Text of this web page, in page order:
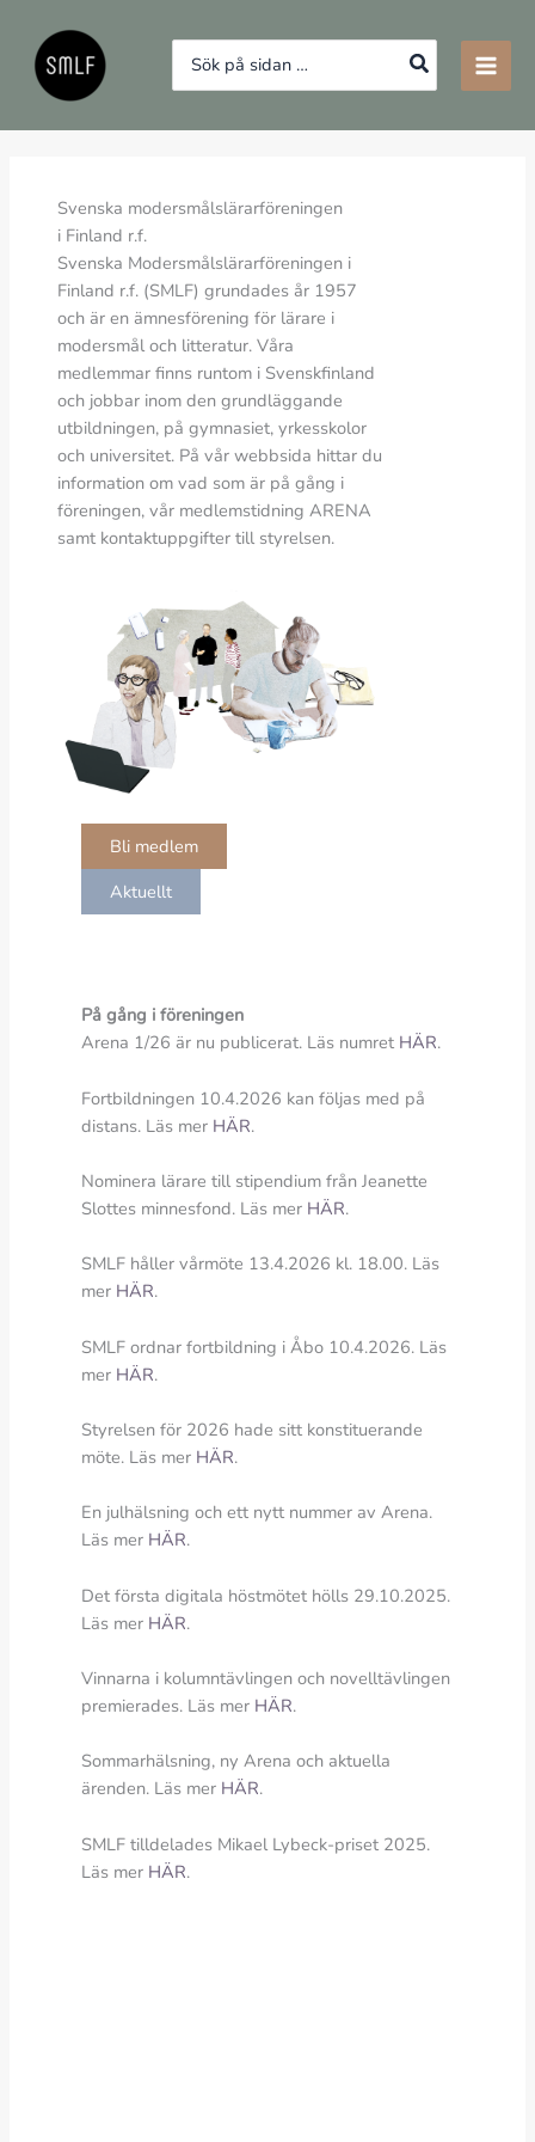
innehåll
Search
for:
Svenska modersmålslärarföreningen
i Finland r.f.
Svenska Modersmålslärarföreningen i
Finland r.f. (SMLF) grundades år 1957
och är en ämnesförening för lärare i
modersmål och litteratur. Våra
medlemmar finns runtom i Svenskfinland
och jobbar inom den grundläggande
utbildningen, på gymnasiet, yrkesskolor
och universitet. På vår webbsida hittar du
information om vad som är på gång i
föreningen, vår medlemstidning ARENA
samt kontaktuppgifter till styrelsen.
Bli medlem
Aktuellt
På gång i föreningen
Arena 1/26 är nu publicerat. Läs numret HÄR.
Fortbildningen 10.4.2026 kan följas med på
distans. Läs mer HÄR.
Nominera lärare till stipendium från Jeanette
Slottes minnesfond. Läs mer HÄR.
SMLF håller vårmöte 13.4.2026 kl. 18.00. Läs
mer HÄR.
SMLF ordnar fortbildning i Åbo 10.4.2026. Läs
mer HÄR.
Styrelsen för 2026 hade sitt konstituerande
möte. Läs mer HÄR.
En julhälsning och ett nytt nummer av Arena.
Läs mer HÄR.
Det första digitala höstmötet hölls 29.10.2025.
Läs mer HÄR.
Vinnarna i kolumntävlingen och novelltävlingen
premierades. Läs mer HÄR.
Sommarhälsning, ny Arena och aktuella
ärenden. Läs mer HÄR.
SMLF tilldelades Mikael Lybeck-priset 2025.
Läs mer HÄR.